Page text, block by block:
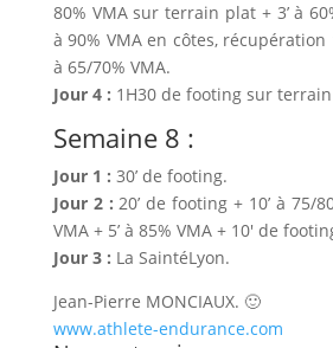
80% VMA sur terrain plat + 3’ à
à 90% VMA en côtes, récupération
à 65/70% VMA.
Jour 4 : 1H30 de footing sur
Semaine 8 :
Jour 1 : 30’ de footing.
Jour 2 : 20’ de footing + 10’ à 75/
VMA + 5’ à 85% VMA + 10′ de
Jour 3 : La SaintéLyon.
Jean-Pierre MONCIAUX. 🙂
www.athlete-endurance.com